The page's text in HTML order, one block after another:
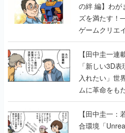
の絆 編】わが
ズを満たす！
ゲームクリエ
【若ゲのいた
【田中圭一連
「新しい3D
入れたい」世
ムに革命をも
のいたり】
【田中圭一
合環境「